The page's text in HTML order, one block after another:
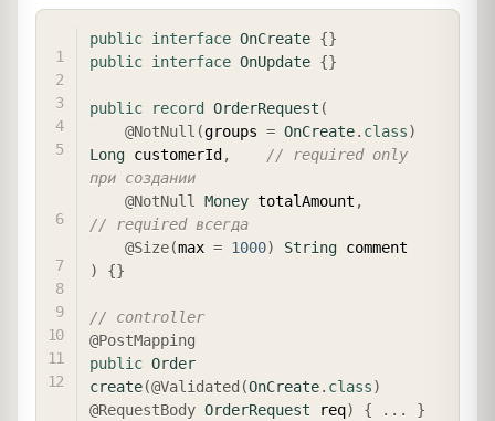
public interface OnCreate {}
public interface OnUpdate {}
public record OrderRequest (
@NotNull (groups = OnCreate. class)
Long customerId ,
// required only
при создании
@NotNull
Money totalAmount ,
// required всегда
@Size(max = 1000) String
)
{}
// controller
@PostMapping
public Order
create(@Validated (OnCreate. class)
@RequestBody OrderRequest req) { . . . }